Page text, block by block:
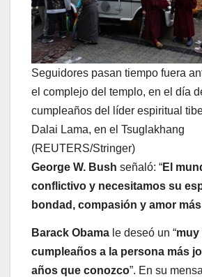
Seguidores pasan tiempo fuera
el complejo del templo, en el día
cumpleaños del líder espiritual
Dalai Lama, en el Tsuglakhang
(REUTERS/Stringer)
George W. Bush señaló: “El
conflictivo y necesitamos su
bondad, compasión y amor
Barack Obama le deseó un “muy
cumpleaños a la persona más
años que conozco”. En su